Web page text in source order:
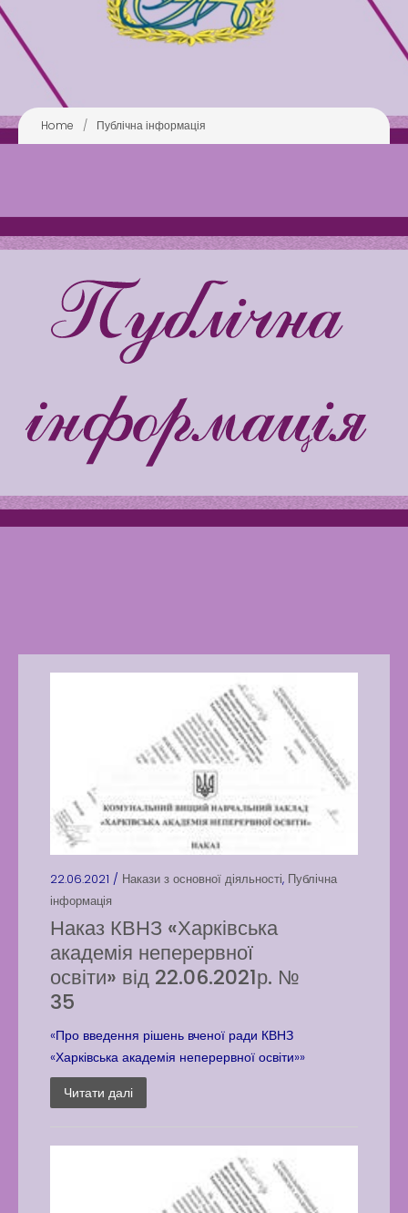
Play is Our Brain’s Favorite
Kiddie
Swimming Lessons at New
Play is Our Brain’s Favorite
Way
Home / Публічна інформація
22.06.2021 / Накази з основної діяльності, Публічна
інформація
Наказ КВНЗ «Харківська
академія неперервної
освіти» від 22.06.2021р. №
35
«Про введення рішень вченої ради КВНЗ
«Харківська академія неперервної освіти»»
Читати далі